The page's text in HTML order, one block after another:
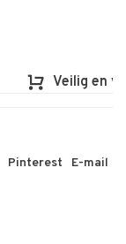
Veilig en vlot
Pinterest E-mail